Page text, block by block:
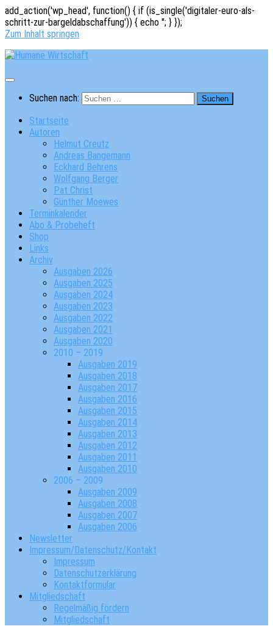
add_action('wp_head', function() { if (is_single('digitaler-euro-als-
schritt-zur-bargeldabschaffung')) { echo ''; } });
Zum Inhalt springen
Suchen nach:
Startseite
Autoren
Helmut Creutz
Andreas Bangemann
Eckhard Behrens
Wolfgang Berger
Pat Christ
Günther Moewes
Terminkalender
Abo & Probeheft
Shop
Links
Archiv
Ausgaben 2026
Ausgaben 2025
Ausgaben 2024
Ausgaben 2023
Ausgaben 2022
Ausgaben 2021
Ausgaben 2020
2010 – 2019
Ausgaben 2019
Ausgaben 2018
Ausgaben 2017
Ausgaben 2016
Ausgaben 2015
Ausgaben 2014
Ausgaben 2013
Ausgaben 2012
Ausgaben 2011
Ausgaben 2010
2006 – 2009
Ausgaben 2009
Ausgaben 2008
Ausgaben 2007
Ausgaben 2006
Newsletter
Impressum/Datenschutz/Kontakt
Impressum
Datenschutzerklärung
Kontaktformular
Mitgliedschaft
Regelmäßig fördern
Mitgliedschaft